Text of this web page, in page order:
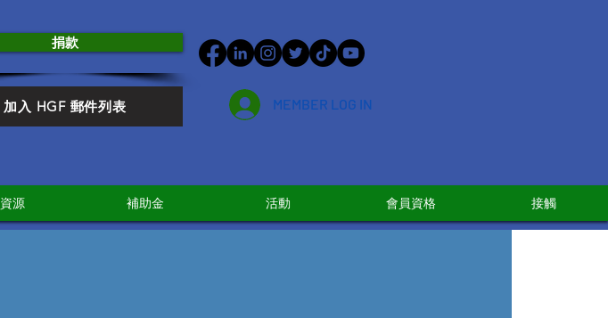
捐款
加入 HGF 郵件列表 MEMBER LOG IN
資源 補助金 活動 會員資格 接觸